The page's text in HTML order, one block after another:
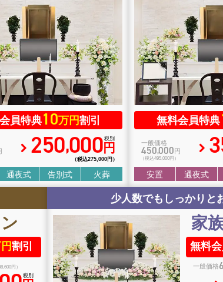
員特典10万円割引
250,000円
税別
（税込275 ,000円）
通夜式 告別式 火葬
無料会員特典
一般価格
450,000円
（税込495,000円）
安置 通夜式
割引
,600円）
税別
少人数でもしっかりと
家
無料
一般価格